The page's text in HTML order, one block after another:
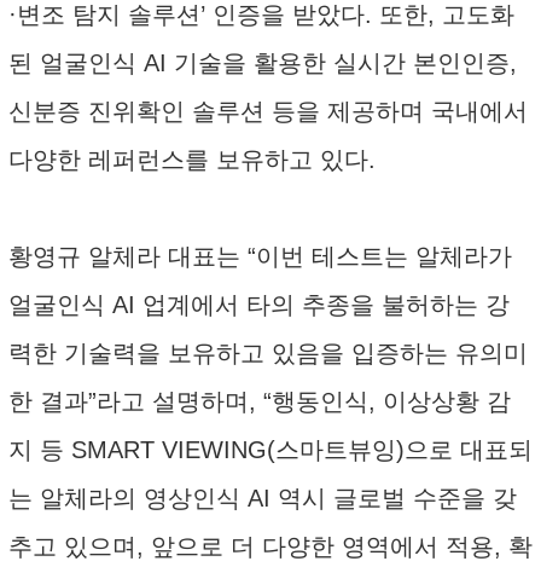
·변조 탐지 솔루션’ 인증을 받았다. 또한, 고도화
된 얼굴인식 AI 기술을 활용한 실시간 본인인증,
신분증 진위확인 솔루션 등을 제공하며 국내에서
다양한 레퍼런스를 보유하고 있다.
황영규 알체라 대표는 “이번 테스트는 알체라가
얼굴인식 AI 업계에서 타의 추종을 불허하는 강
력한 기술력을 보유하고 있음을 입증하는 유의미
한 결과”라고 설명하며, “행동인식, 이상상황 감
지 등 SMART VIEWING(스마트뷰잉)으로 대표되
는 알체라의 영상인식 AI 역시 글로벌 수준을 갖
추고 있으며, 앞으로 더 다양한 영역에서 적용, 확